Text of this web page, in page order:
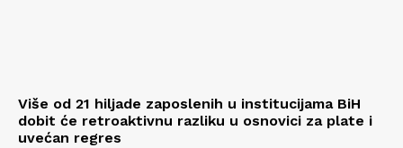
Više od 21 hiljade zaposlenih u institucijama BiH
dobit će retroaktivnu razliku u osnovici za plate i
uvećan regres